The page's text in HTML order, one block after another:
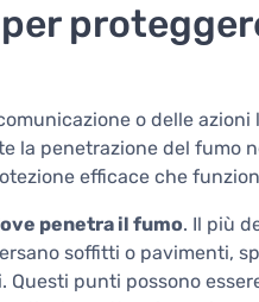
o delle
la penetrazione del fumo
efficace che
penetra il fumo. Il più
soffitti o pavimenti,
punti possono